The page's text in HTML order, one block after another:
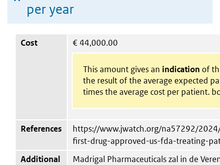
per year
Cost € 44,000.00
This amount gives an indication of
the result of the average expected
times the average cost per patient.
References
https://www.jwatch.org/na57292/
first-drug-approved-us-fda-treating-
Additional
Madrigal Pharmaceuticals zal in de